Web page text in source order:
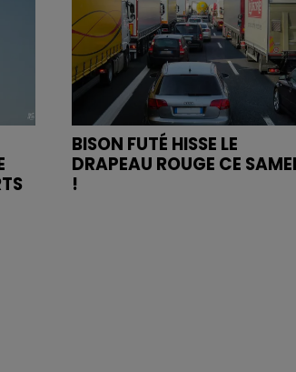
BISON FUTÉ HISSE LE
DRAPEAU ROUGE CE
!